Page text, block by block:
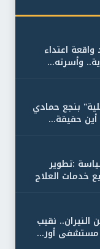
اعتداء
وأسرته...
بنجع حمادي
حقيقة...
:تطوير
خدمات العلاج
نقيب
مستشفى أور...